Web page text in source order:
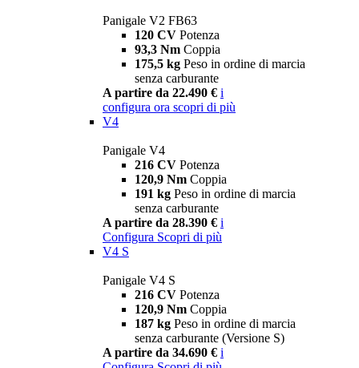
Panigale V2 FB63
120 CV Potenza
93,3 Nm Coppia
175,5 kg Peso in ordine di marcia
senza carburante
A partire da 22.490 € i
configura ora scopri di più
V4
Panigale V4
216 CV Potenza
120,9 Nm Coppia
191 kg Peso in ordine di marcia
senza carburante
A partire da 28.390 € i
Configura Scopri di più
V4 S
Panigale V4 S
216 CV Potenza
120,9 Nm Coppia
187 kg Peso in ordine di marcia
senza carburante (Versione S)
A partire da 34.690 € i